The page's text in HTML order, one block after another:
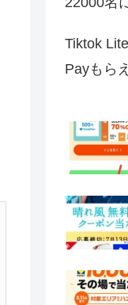
Tiktok
Payもら